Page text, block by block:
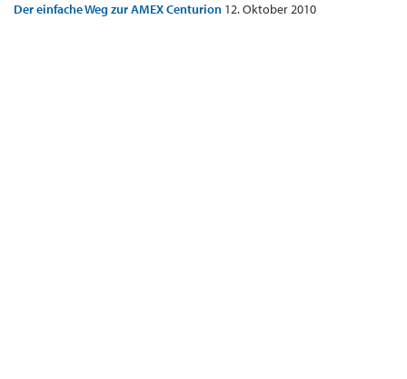
Der einfache Weg zur AMEX Centurion 12. Oktober 2010